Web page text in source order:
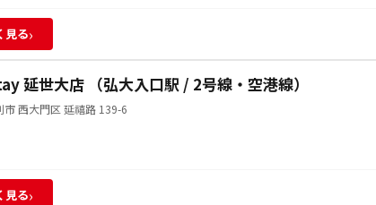
見る›
延世大店 （弘大入口駅 / 2号線・空港線）
市 西大門区 延禧路 139-6
見る›